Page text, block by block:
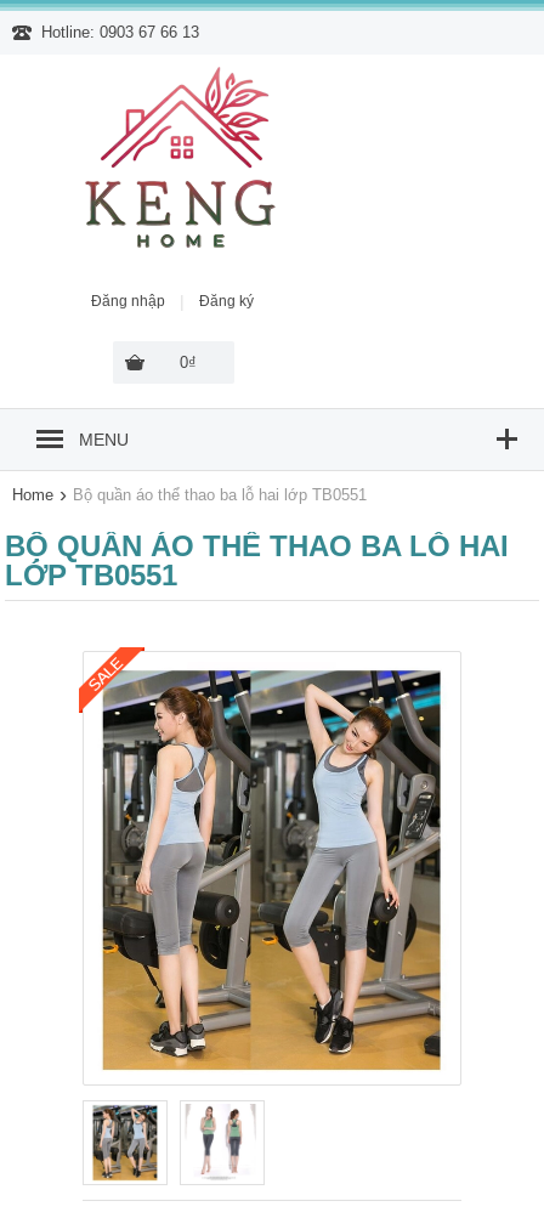
Hotline: 0903 67 66 13
0₫
Đăng nhập | Đăng ký
MENU
Home › Bộ quần áo thể thao ba lỗ hai lớp TB0551
BỘ QUẦN ÁO THỂ THAO BA LỖ HAI
LỚP TB0551